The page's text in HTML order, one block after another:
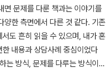
이야기라도 이야기를 맛깔나게
은 유머라도 누군가가하면 썰렁
. 저는 전자 쪽에 속합니다. 저도
좋아서 자꾸 흐름이 끊깁니다.
야 하는데 그런 것도 잘 못합니
면 문제를 다룬 책과는 이야기를
양한 측면에서 다른 것 같다. 기존
도 흔히 읽을 수 있으며, 내가 혼
내용과 상담사례 중심이었다
는 방식, 문제를 다루는 방식이